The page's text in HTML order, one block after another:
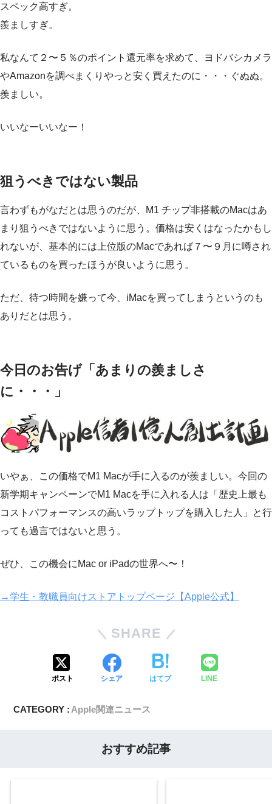
スペック高すぎ。
羨ましすぎ。
私なんて２〜５％のポイント還元率を求めて、ヨドバシカメラ
やAmazonを調べまくりやっと安く買えたのに・・・ぐぬぬ。
羨ましい。
いいなーいいなー！
狙うべきではない製品
言わずもがなだとは思うのだが、M1 チップ非搭載のMacはあ
まり狙うべきではないように思う。価格は安くはなったかもし
れないが、基本的には上位版のMacであれば７〜９月に噂され
ているものを買ったほうが良いように思う。
ただ、待つ時間を嫌って今、iMacを買ってしまうというのも
ありだとは思う。
今日のお告げ「あまりの羨ましさ
に・・・」
いやぁ、この価格でM1 Macが手に入るのが羨ましい。今回の
新学期キャンペーンでM1 Macを手に入れる人は「歴史上最も
コストパフォーマンスの高いラップトップを購入した人」と行
っても過言ではないと思う。
ぜひ、この機会にMac or iPadの世界へ〜！
→学生・教職員向けストアトップページ【Apple公式】
SHARE
ポスト シェア はてブ LINE
CATEGORY : Apple関連ニュース
おすすめ記事